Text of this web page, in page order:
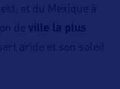
et du Mexique à
de ville la plus
aride et son soleil